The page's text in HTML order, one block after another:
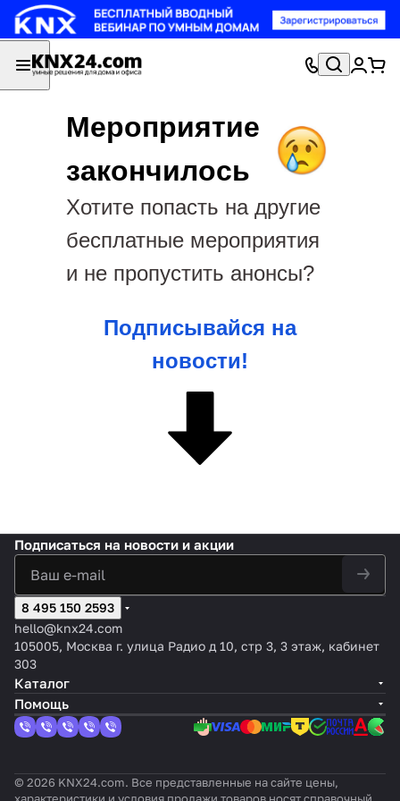
Мероприятие
закончилось
Хотите попасть на другие
бесплатные мероприятия
и не пропустить анонсы?
Подписывайся на
новости!
Подписаться на новости и акции
8 495 150 2593
hello@knx24.com
105005, Москва г. улица Радио д 10, стр 3, 3 этаж, кабинет
303
Каталог
Помощь
© 2026 KNX24.com. Все представленные на сайте цены,